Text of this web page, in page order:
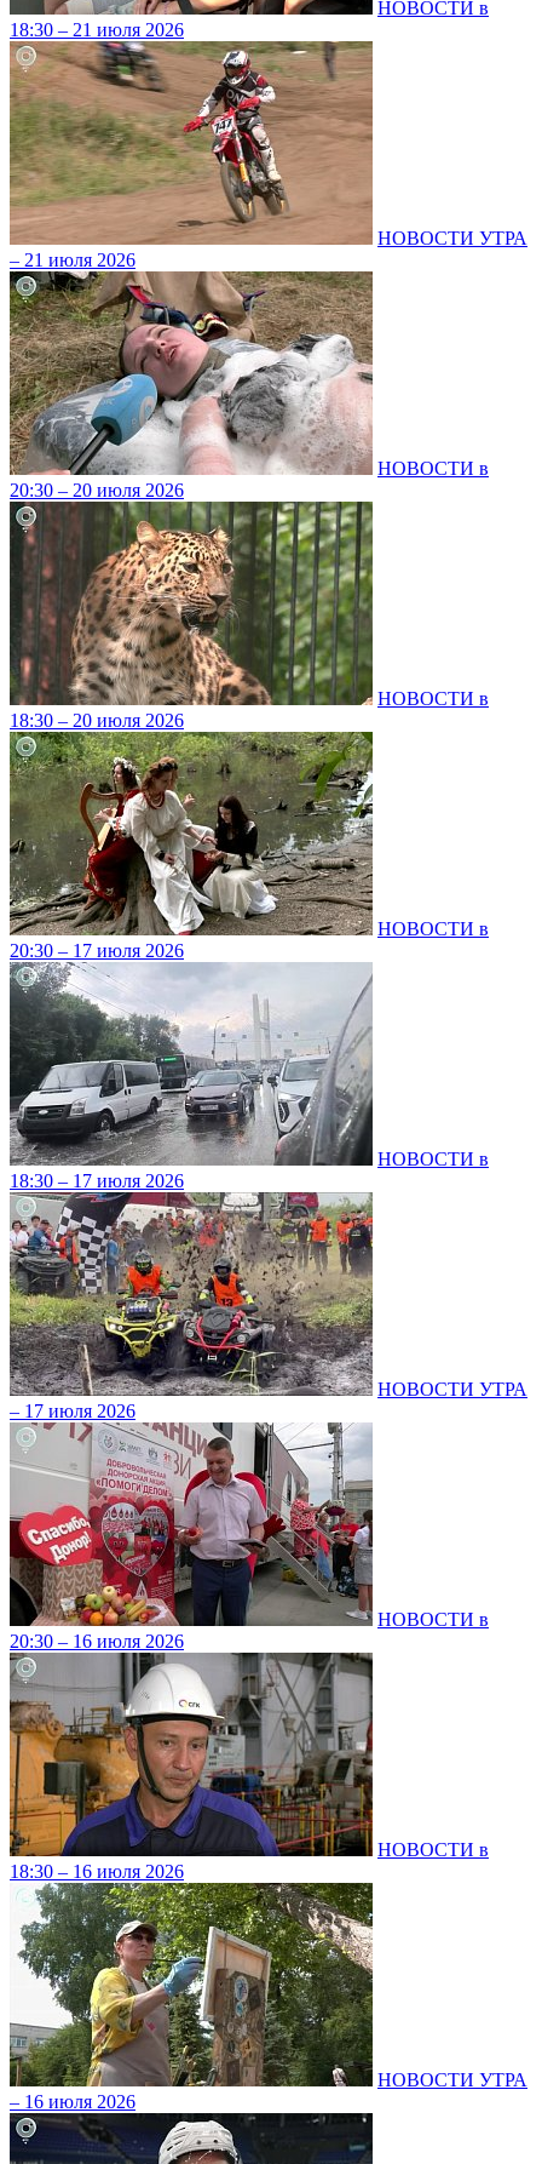
НОВОСТИ в
18:30 – 21 июля 2026
НОВОСТИ УТРА
– 21 июля 2026
НОВОСТИ в
20:30 – 20 июля 2026
НОВОСТИ в
18:30 – 20 июля 2026
НОВОСТИ в
20:30 – 17 июля 2026
НОВОСТИ в
18:30 – 17 июля 2026
НОВОСТИ УТРА
– 17 июля 2026
НОВОСТИ в
20:30 – 16 июля 2026
НОВОСТИ в
18:30 – 16 июля 2026
НОВОСТИ УТРА
– 16 июля 2026